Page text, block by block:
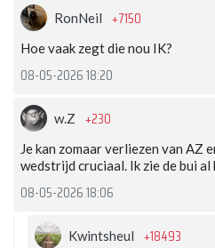
RonNeil +7150
Hoe vaak zegt die nou IK?
08-05-2026 18:20
w.Z +230
Je kan zomaar verliezen van AZ
wedstrijd cruciaal. Ik zie de bui al
08-05-2026 18:06
Kwintsheul +18493